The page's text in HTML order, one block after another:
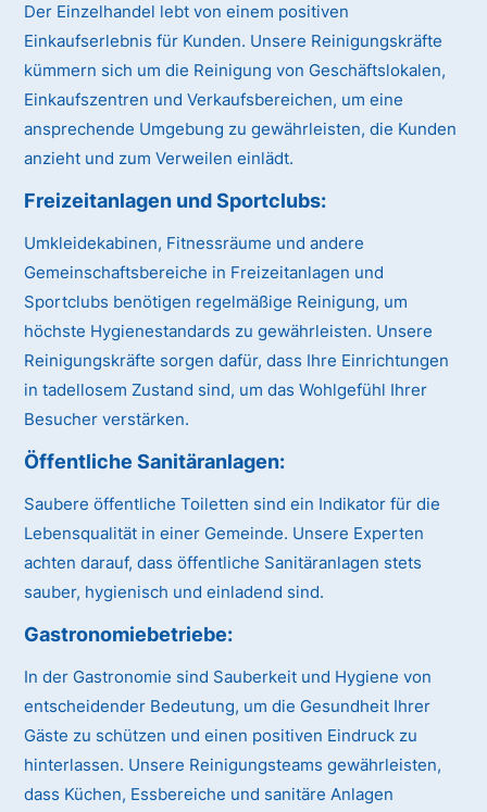
Der Einzelhandel lebt von einem positiven
Einkaufserlebnis für Kunden. Unsere Reinigungskräfte
kümmern sich um die Reinigung von Geschäftslokalen,
Einkaufszentren und Verkaufsbereichen, um eine
ansprechende Umgebung zu gewährleisten, die Kunden
anzieht und zum Verweilen einlädt.
Freizeitanlagen und Sportclubs:
Umkleidekabinen, Fitnessräume und andere
Gemeinschaftsbereiche in Freizeitanlagen und
Sportclubs benötigen regelmäßige Reinigung, um
höchste Hygienestandards zu gewährleisten. Unsere
Reinigungskräfte sorgen dafür, dass Ihre Einrichtungen
in tadellosem Zustand sind, um das Wohlgefühl Ihrer
Besucher verstärken.
Öffentliche Sanitäranlagen:
Saubere öffentliche Toiletten sind ein Indikator für die
Lebensqualität in einer Gemeinde. Unsere Experten
achten darauf, dass öffentliche Sanitäranlagen stets
sauber, hygienisch und einladend sind.
Gastronomiebetriebe:
In der Gastronomie sind Sauberkeit und Hygiene von
entscheidender Bedeutung, um die Gesundheit Ihrer
Gäste zu schützen und einen positiven Eindruck zu
hinterlassen. Unsere Reinigungsteams gewährleisten,
dass Küchen, Essbereiche und sanitäre Anlagen